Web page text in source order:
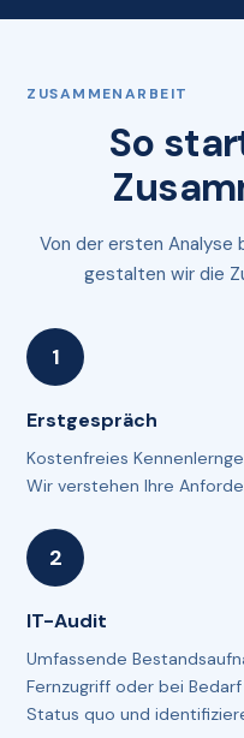
ZUSAMMENARBEIT
So
Von der ersten Analyse
gestalten wir die
Erstgespräch
Kostenfreies
Wir verstehen Ihre
IT-Audit
Umfassende
Fernzugriff oder bei
Status quo und